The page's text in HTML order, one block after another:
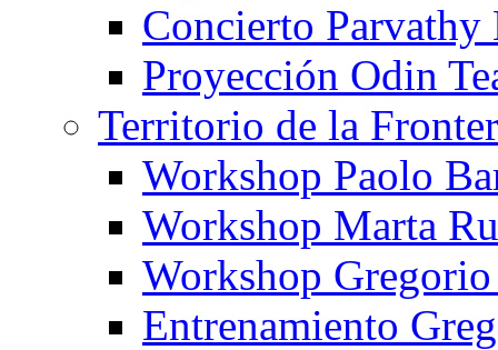
Concierto Parvathy
Proyección Odin
Territorio de la
Workshop Paolo
Workshop Marta
Workshop
Entrenamiento